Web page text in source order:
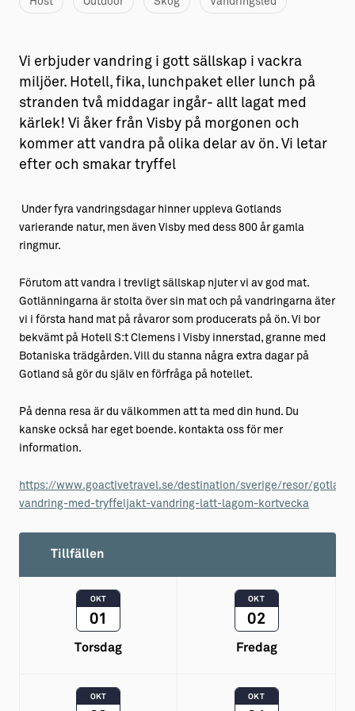
Vi erbjuder vandring i gott sällskap i vackra
miljöer. Hotell, fika, lunchpaket eller lunch på
stranden två middagar ingår- allt lagat med
kärlek! Vi åker från Visby på morgonen och
kommer att vandra på olika delar av ön. Vi letar
efter och smakar tryffel
Under fyra vandringsdagar hinner uppleva Gotlands
varierande natur, men även Visby med dess 800 år gamla
ringmur.
Förutom att vandra i trevligt sällskap njuter vi av god mat.
Gotlänningarna är stolta över sin mat och på vandringarna äter
vi i första hand mat på råvaror som producerats på ön. Vi bor
bekvämt på Hotell S:t Clemens i Visby innerstad, granne med
Botaniska trädgården. Vill du stanna några extra dagar på
Gotland så gör du själv en förfråga på hotellet.
På denna resa är du välkommen att ta med din hund. Du
kanske också har eget boende. kontakta oss för mer
information.
https://www.goactivetravel.se/destination/sverige/resor/
vandring-med-tryffeljakt-vandring-latt-lagom-kortvecka
Tillfällen
OKT
01
Torsdag
OKT
02
Fredag
OKT OKT